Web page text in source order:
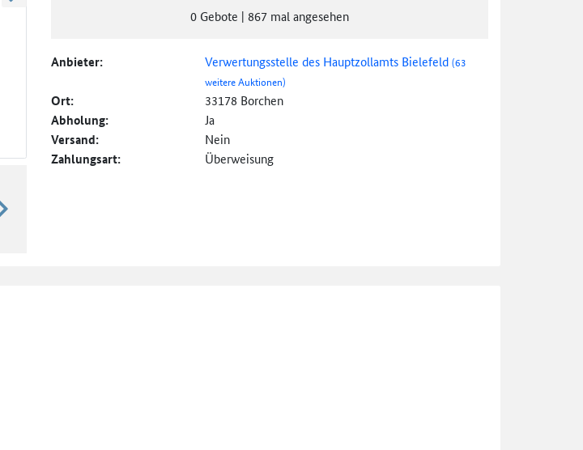
weiter blättern
0 Gebote | 867 mal angesehen
Anbieter: Verwertungsstelle des Hauptzollamts Bielefeld (63
weitere Auktionen)
Ort: 33178 Borchen
Abholung: Ja
Versand: Nein
Zahlungsart: Überweisung